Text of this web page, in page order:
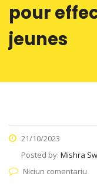
pour
jeunes
21/10/2023
Posted by: Mishra
Niciun comentariu